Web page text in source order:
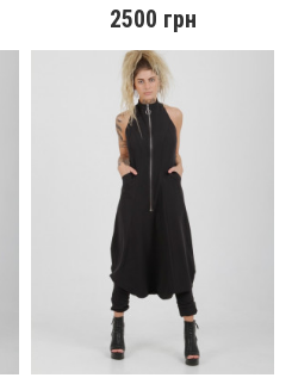
2500 грн